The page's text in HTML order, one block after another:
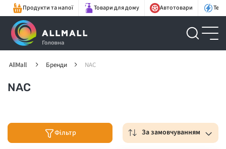
Продукти та напої Товари для дому Автотовари
AllMall Бренди NAC
NAC
Фільтр За замовчуванням